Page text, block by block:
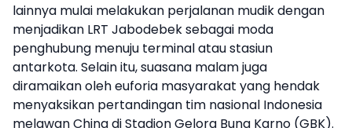
lainnya mulai melakukan perjalanan mudik dengan
menjadikan LRT Jabodebek sebagai moda
penghubung menuju terminal atau stasiun
antarkota. Selain itu, suasana malam juga
diramaikan oleh euforia masyarakat yang hendak
menyaksikan pertandingan tim nasional Indonesia
melawan China di Stadion Gelora Bung Karno (GBK).